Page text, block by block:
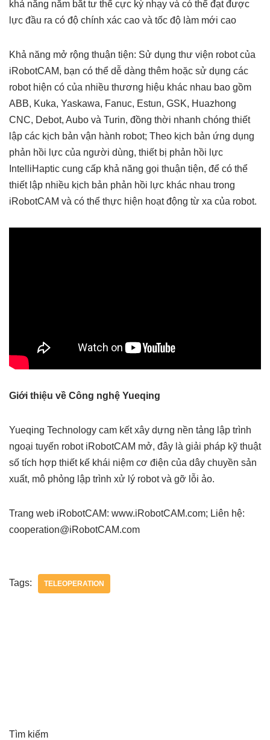
khả năng nắm bắt tư thế cực kỳ nhạy và có thể đạt được
lực đầu ra có độ chính xác cao và tốc độ làm mới cao
Khả năng mở rộng thuận tiện: Sử dụng thư viện robot của
iRobotCAM, bạn có thể dễ dàng thêm hoặc sử dụng các
robot hiện có của nhiều thương hiệu khác nhau bao gồm
ABB, Kuka, Yaskawa, Fanuc, Estun, GSK, Huazhong
CNC, Debot, Aubo và Turin, đồng thời nhanh chóng thiết
lập các kịch bản vận hành robot; Theo kịch bản ứng dụng
phản hồi lực của người dùng, thiết bị phản hồi lực
IntelliHaptic cung cấp khả năng gọi thuận tiện, để có thể
thiết lập nhiều kịch bản phản hồi lực khác nhau trong
iRobotCAM và có thể thực hiện hoạt động từ xa của robot.
Giới thiệu về Công nghệ Yueqing
Yueqing Technology cam kết xây dựng nền tảng lập trình
ngoại tuyến robot iRobotCAM mở, đây là giải pháp kỹ thuật
số tích hợp thiết kế khái niệm cơ điện của dây chuyền sản
xuất, mô phỏng lập trình xử lý robot và gỡ lỗi ảo.
Trang web iRobotCAM: www.iRobotCAM.com; Liên hệ:
cooperation@iRobotCAM.com
Tags: TELEOPERATION
Tìm kiếm